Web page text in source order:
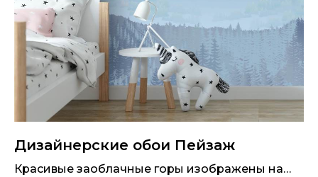
Дизайнерские обои Пейзаж
Красивые заоблачные горы изображены на